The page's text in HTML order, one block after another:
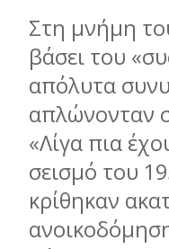
Στη μνήμη
βάσει του
απόλυτα
απλώνονταν
«Λίγα πια
σεισμό του
κρίθηκαν